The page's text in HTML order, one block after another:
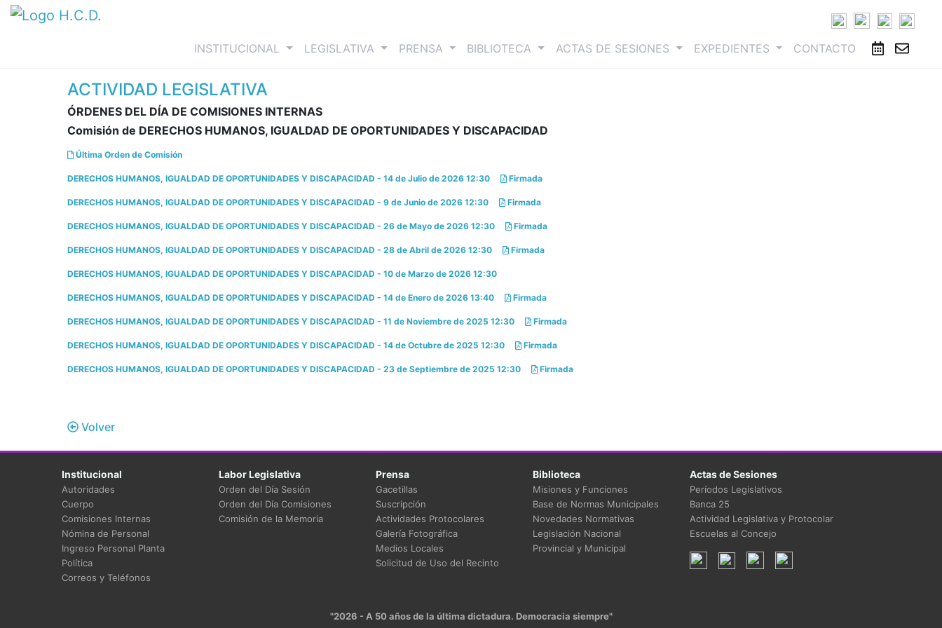
INSTITUCIONAL (current)LEGISLATIVA PRENSA BIBLIOTECA ACTAS DE SESIONES EXPEDIENTES CONTACTO
ACTIVIDAD LEGISLATIVA
ÓRDENES DEL DÍA DE COMISIONES INTERNAS
Comisión de DERECHOS HUMANOS, IGUALDAD DE OPORTUNIDADES Y DISCAPACIDAD
Última Orden de Comisión
DERECHOS HUMANOS, IGUALDAD DE OPORTUNIDADES Y DISCAPACIDAD - 14 de Julio de 2026 12:30 Firmada
DERECHOS HUMANOS, IGUALDAD DE OPORTUNIDADES Y DISCAPACIDAD - 9 de Junio de 2026 12:30 Firmada
DERECHOS HUMANOS, IGUALDAD DE OPORTUNIDADES Y DISCAPACIDAD - 26 de Mayo de 2026 12:30 Firmada
DERECHOS HUMANOS, IGUALDAD DE OPORTUNIDADES Y DISCAPACIDAD - 28 de Abril de 2026 12:30 Firmada
DERECHOS HUMANOS, IGUALDAD DE OPORTUNIDADES Y DISCAPACIDAD - 10 de Marzo de 2026 12:30
DERECHOS HUMANOS, IGUALDAD DE OPORTUNIDADES Y DISCAPACIDAD - 14 de Enero de 2026 13:40 Firmada
DERECHOS HUMANOS, IGUALDAD DE OPORTUNIDADES Y DISCAPACIDAD - 11 de Noviembre de 2025 12:30 Firmada
DERECHOS HUMANOS, IGUALDAD DE OPORTUNIDADES Y DISCAPACIDAD - 14 de Octubre de 2025 12:30 Firmada
DERECHOS HUMANOS, IGUALDAD DE OPORTUNIDADES Y DISCAPACIDAD - 23 de Septiembre de 2025 12:30 Firmada
Volver
Institucional
Autoridades
Cuerpo
Comisiones Internas
Nómina de Personal
Ingreso Personal Planta
Política
Correos y Teléfonos
Labor Legislativa
Orden del Día Sesión
Orden del Día Comisiones
Comisión de la Memoria
Prensa
Gacetillas
Suscripción
Actividades Protocolares
Galería Fotográfica
Medios Locales
Solicitud de Uso del Recinto
Biblioteca
Misiones y Funciones
Base de Normas Municipales
Novedades Normativas
Legislación Nacional
Provincial y Municipal
Actas de Sesiones
Períodos Legislativos
Banca 25
Actividad Legislativa y Protocolar
Escuelas al Concejo
"2026 - A 50 años de la última dictadura. Democracia siempre"